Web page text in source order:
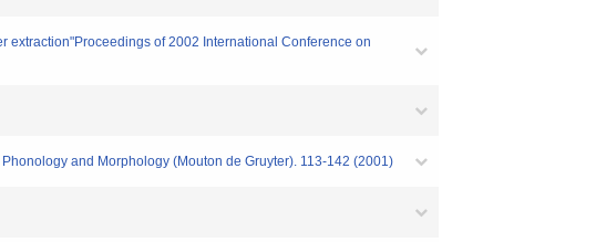
extraction"Proceedings of 2002 International Conference on
and Morphology (Mouton de Gruyter). 113-142 (2001)